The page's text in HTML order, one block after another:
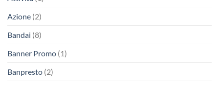
Azione (2)
Bandai (8)
Banner Promo (1)
Banpresto (2)